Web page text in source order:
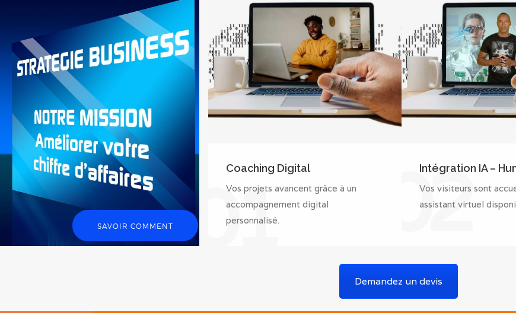
SAVOIR COMMENT
Coaching Digital
Vos projets avancent grâce à un
accompagnement digital
personnalisé.
01 Intégration IA –
Vos visiteurs sont
assistant virtuel
02
Demandez un devis